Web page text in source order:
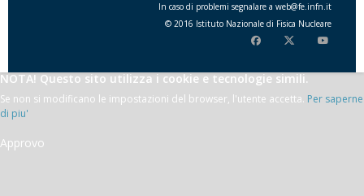
In caso di problemi segnalare a web@fe.infn.it
© 2016 Istituto Nazionale di Fisica Nucleare
NOTA! Questo sito utilizza i cookie e tecnologie simili.
Se non si modificano le impostazioni del browser, l'utente accetta. Per saperne
di piu'
Approvo